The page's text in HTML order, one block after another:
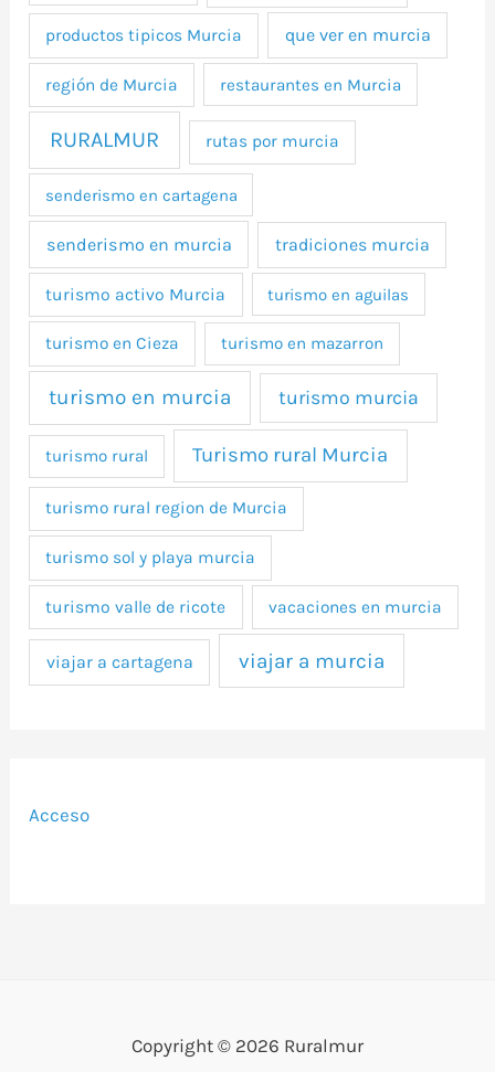
productos tipicos Murcia que ver en murcia
región de Murcia restaurantes en Murcia
RURALMUR rutas por murcia
senderismo en cartagena
senderismo en murcia tradiciones murcia
turismo activo Murcia turismo en aguilas
turismo en Cieza turismo en mazarron
turismo en murcia turismo murcia
turismo rural Turismo rural Murcia
turismo rural region de Murcia
turismo sol y playa murcia
turismo valle de ricote vacaciones en murcia
viajar a cartagena viajar a murcia
Acceso
Copyright © 2026 Ruralmur